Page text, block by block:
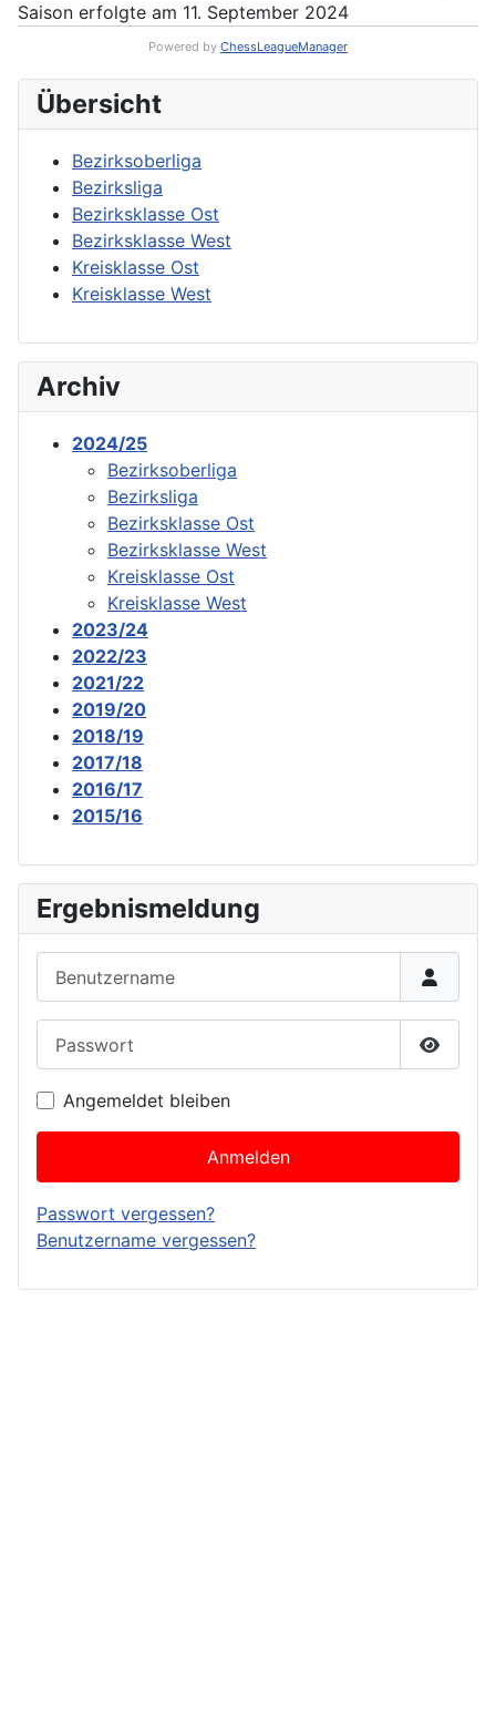
Übersicht
Bezirksoberliga
Bezirksliga
Bezirksklasse Ost
Bezirksklasse West
Kreisklasse Ost
Kreisklasse West
Archiv
2024/25
Bezirksoberliga
Bezirksliga
Bezirksklasse Ost
Bezirksklasse West
Kreisklasse Ost
Kreisklasse West
2023/24
2022/23
2021/22
2019/20
2018/19
2017/18
2016/17
2015/16
Ergebnismeldung
Angemeldet bleiben
Anmelden
Passwort vergessen?
Benutzername vergessen?
Saison erfolgte am 11. September 2024
Powered by ChessLeagueManager